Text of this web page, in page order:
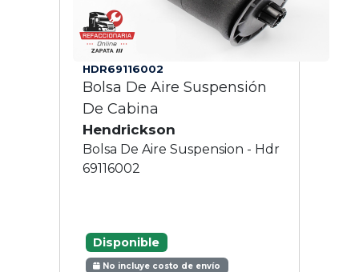
HDR69116002
Bolsa De Aire Suspensión
De Cabina
Hendrickson
Bolsa De Aire Suspension - Hdr
69116002
Disponible
No incluye costo de envío